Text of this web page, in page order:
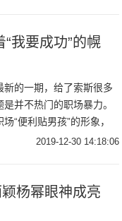
“我要成功”的幌
新的一期，给了索斯很多
并不热门的职场暴力。
“便利贴男孩”的形象，
也有自己的远大抱负，但
2019-12-30 14:18:06
杨幂眼神成亮